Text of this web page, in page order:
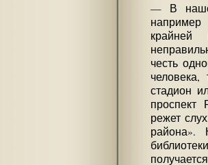
— В
честь
стадион
проспект
режет
района».